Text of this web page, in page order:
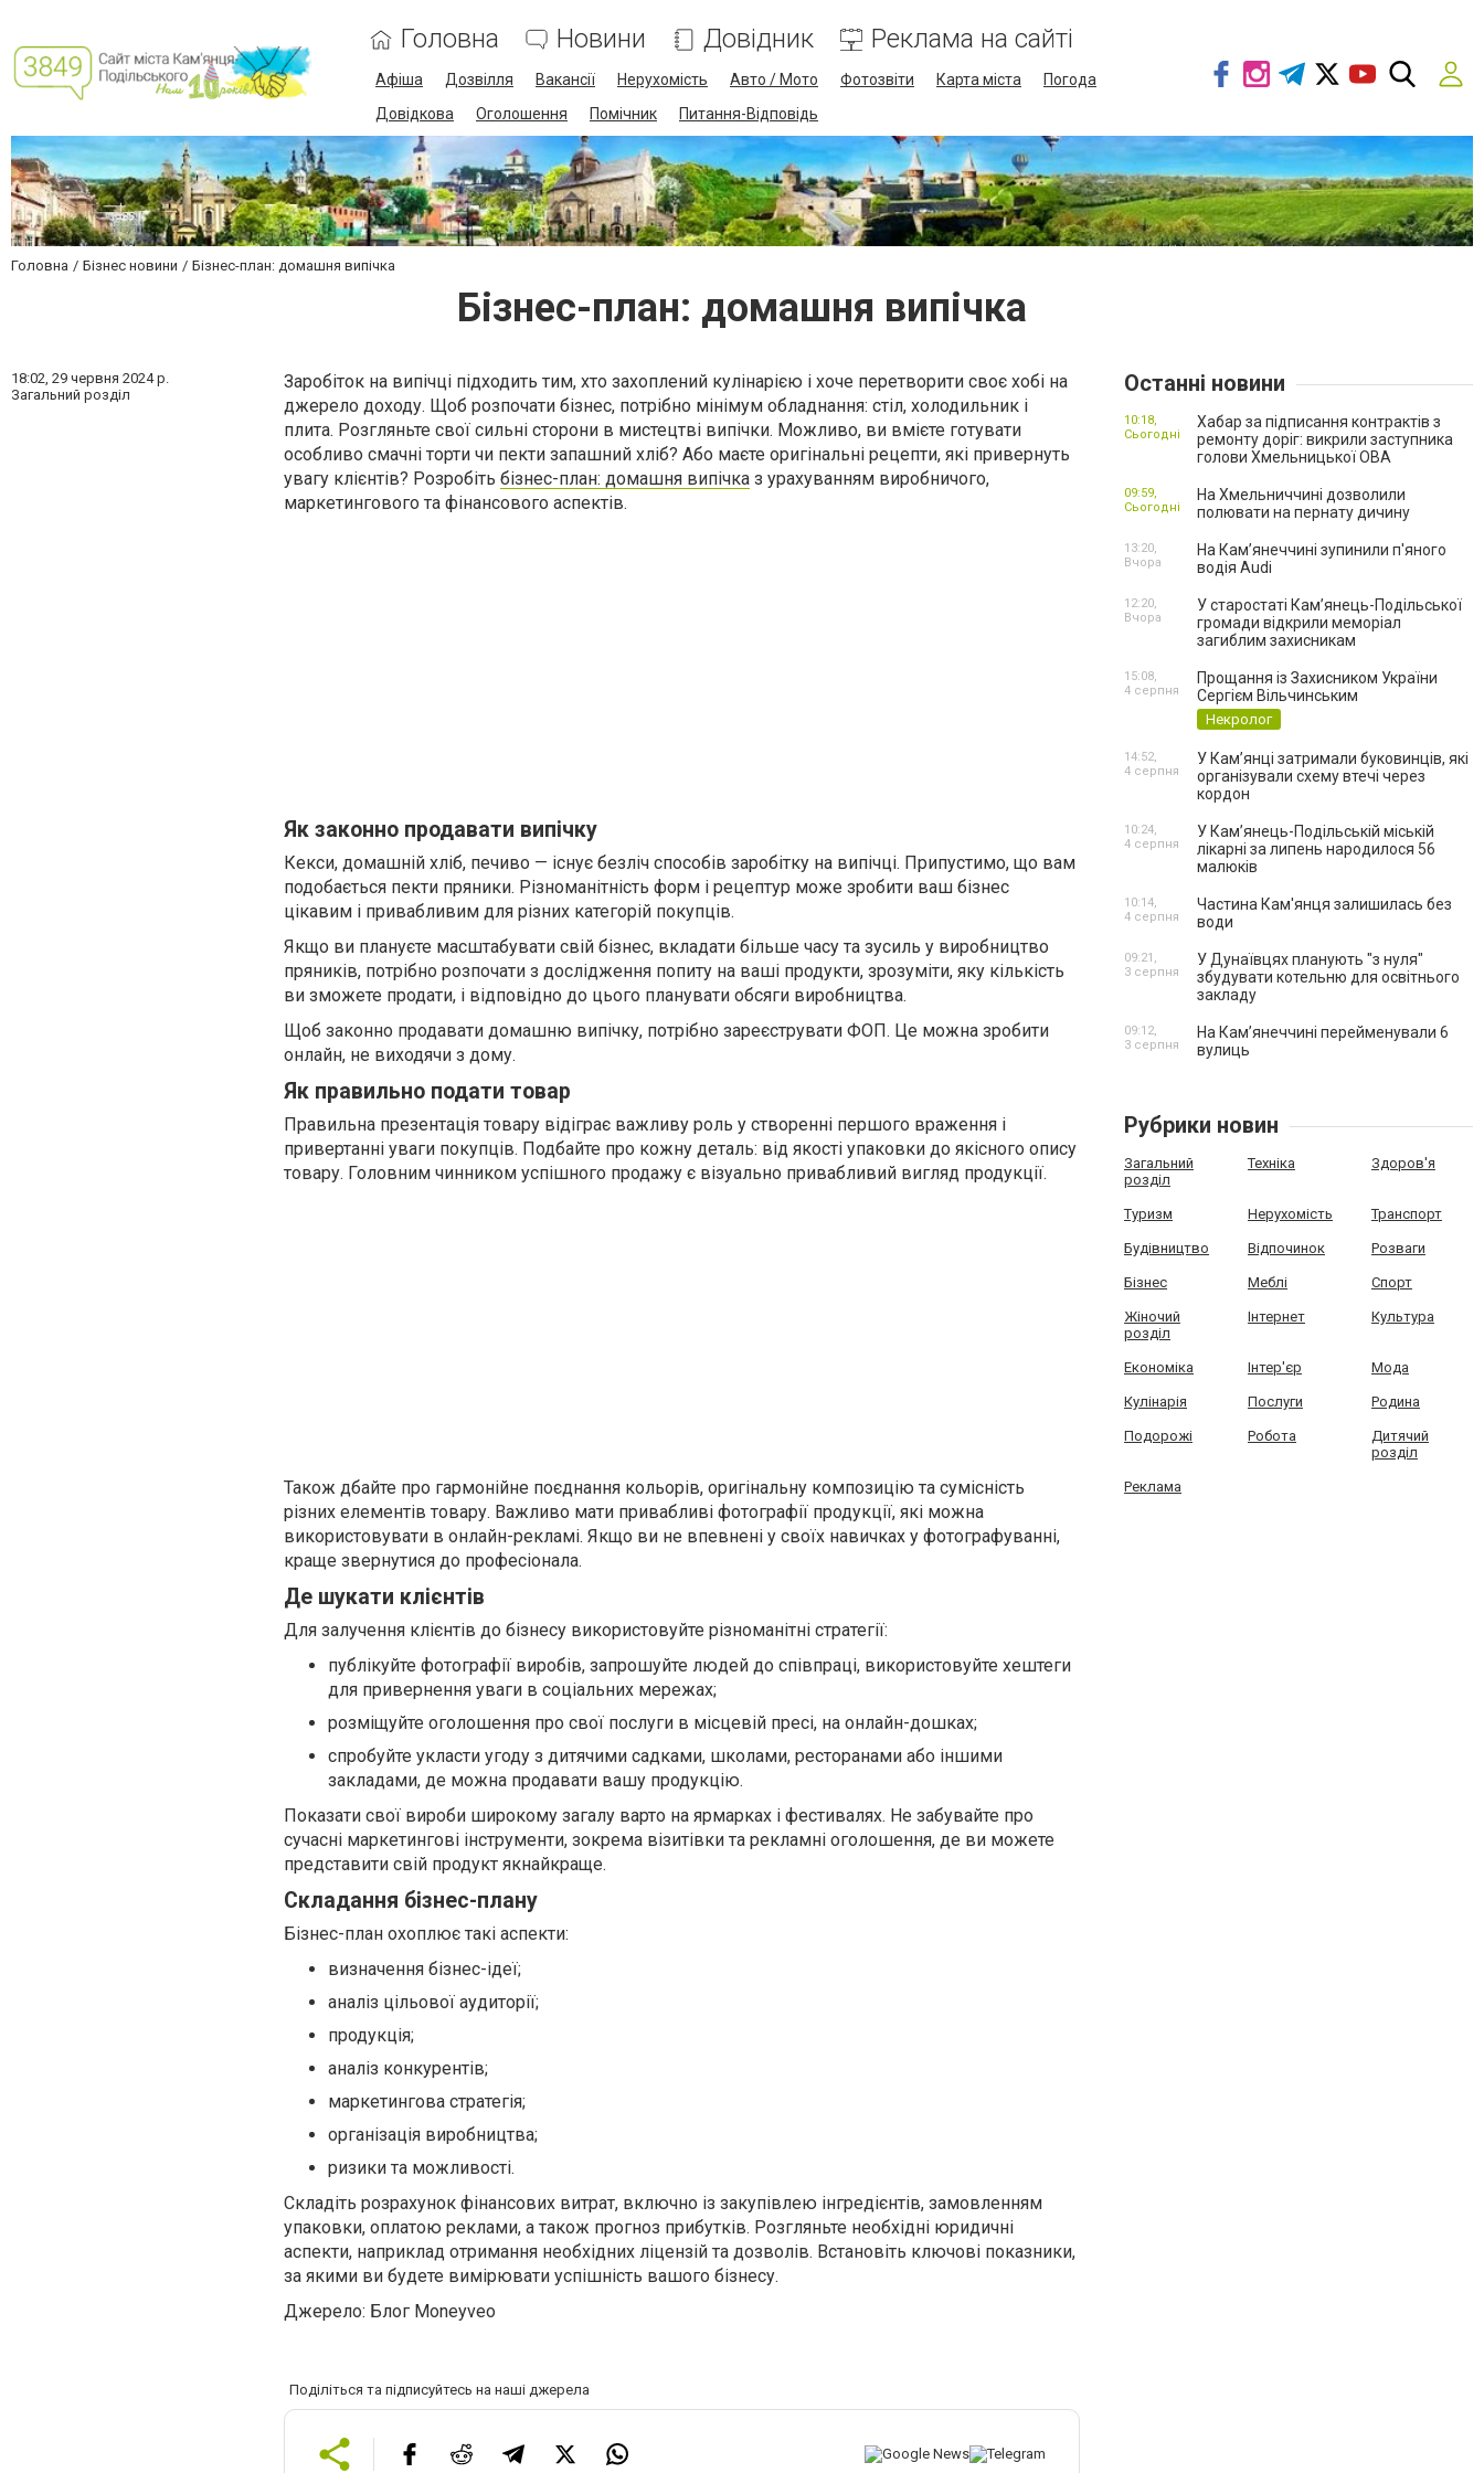
Головна Новини Довідник Реклама на сайті
Афіша Дозвілля Вакансії Нерухомість Авто / Мото Фотозвіти Карта міста
Погода
Довідкова
Оголошення Помічник Питання-Відповідь
Головна Бізнес новини Бізнес-план: домашня випічка
Бізнес-план: домашня випічка
18:02, 29 червня 2024 р.
Загальний розділ
Заробіток на випічці підходить тим, хто захоплений кулінарією і хоче перетворити своє хобі на
джерело доходу. Щоб розпочати бізнес, потрібно мінімум обладнання: стіл, холодильник і
плита. Розгляньте свої сильні сторони в мистецтві випічки. Можливо, ви вмієте готувати
особливо смачні торти чи пекти запашний хліб? Або маєте оригінальні рецепти, які привернуть
увагу клієнтів? Розробіть бізнес-план: домашня випічка з урахуванням виробничого,
маркетингового та фінансового аспектів.
Як законно продавати випічку
Кекси, домашній хліб, печиво — існує безліч способів заробітку на випічці. Припустимо, що вам
подобається пекти пряники. Різноманітність форм і рецептур може зробити ваш бізнес
цікавим і привабливим для різних категорій покупців.
Якщо ви плануєте масштабувати свій бізнес, вкладати більше часу та зусиль у виробництво
пряників, потрібно розпочати з дослідження попиту на ваші продукти, зрозуміти, яку кількість
ви зможете продати, і відповідно до цього планувати обсяги виробництва.
Щоб законно продавати домашню випічку, потрібно зареєструвати ФОП. Це можна зробити
онлайн, не виходячи з дому.
Як правильно подати товар
Правильна презентація товару відіграє важливу роль у створенні першого враження і
привертанні уваги покупців. Подбайте про кожну деталь: від якості упаковки до якісного опису
товару. Головним чинником успішного продажу є візуально привабливий вигляд продукції.
Також дбайте про гармонійне поєднання кольорів, оригінальну композицію та сумісність
різних елементів товару. Важливо мати привабливі фотографії продукції, які можна
використовувати в онлайн-рекламі. Якщо ви не впевнені у своїх навичках у фотографуванні,
краще звернутися до професіонала.
Де шукати клієнтів
Для залучення клієнтів до бізнесу використовуйте різноманітні стратегії:
публікуйте фотографії виробів, запрошуйте людей до співпраці, використовуйте хештеги
для привернення уваги в соціальних мережах;
розміщуйте оголошення про свої послуги в місцевій пресі, на онлайн-дошках;
спробуйте укласти угоду з дитячими садками, школами, ресторанами або іншими
закладами, де можна продавати вашу продукцію.
Показати свої вироби широкому загалу варто на ярмарках і фестивалях. Не забувайте про
сучасні маркетингові інструменти, зокрема візитівки та рекламні оголошення, де ви можете
представити свій продукт якнайкраще.
Складання бізнес-плану
Бізнес-план охоплює такі аспекти:
визначення бізнес-ідеї;
аналіз цільової аудиторії;
продукція;
аналіз конкурентів;
маркетингова стратегія;
організація виробництва;
ризики та можливості.
Складіть розрахунок фінансових витрат, включно із закупівлею інгредієнтів, замовленням
упаковки, оплатою реклами, а також прогноз прибутків. Розгляньте необхідні юридичні
аспекти, наприклад отримання необхідних ліцензій та дозволів. Встановіть ключові показники,
за якими ви будете вимірювати успішність вашого бізнесу.
Джерело: Блог Moneyveo
Поділіться та підписуйтесь на наші джерела
Останні новини
Хабар за підписання контрактів з
ремонту доріг: викрили заступника
голови Хмельницької ОВА
10:18,
Сьогодні
На Хмельниччині дозволили
полювати на пернату дичину
09:59,
Сьогодні
На Камʼянеччині зупинили п'яного
водія Audi
13:20,
Вчора
У старостаті Кам’янець-Подільської
громади відкрили меморіал
загиблим захисникам
12:20,
Вчора
Прощання із Захисником України
Сергієм Вільчинським
Некролог
15:08,
4 серпня
У Кам’янці затримали буковинців, які
організували схему втечі через
кордон
14:52,
4 серпня
У Кам’янець-Подільській міській
лікарні за липень народилося 56
малюків
10:24,
4 серпня
Частина Кам'янця залишилась без
води
10:14,
4 серпня
У Дунаївцях планують "з нуля"
збудувати котельню для освітнього
закладу
09:21,
3 серпня
На Камʼянеччині перейменували 6
вулиць
09:12,
3 серпня
Рубрики новин
Загальний
розділ
Техніка Здоров'я
Туризм Нерухомість Транспорт
Будівництво Відпочинок Розваги
Бізнес Меблі Спорт
Жіночий
розділ
Інтернет Культура
Економіка Інтер'єр Мода
Кулінарія Послуги Родина
Подорожі Робота
Дитячий
розділ
Реклама